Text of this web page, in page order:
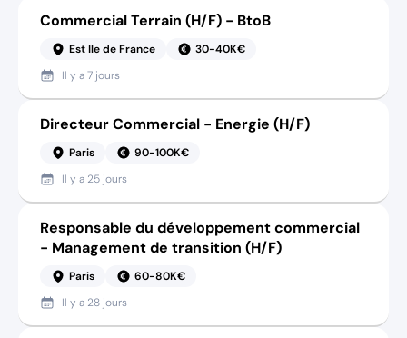
Commercial Terrain (H/F) - BtoB
Est Ile de France
30-40K€
Il y a7 jours
Directeur Commercial - Energie (H/F)
Paris
90-100K€
Il y a 25 jours
Responsable du développement commercial
- Management de transition (H/F)
Paris
60-80K€
Il y a 28 jours